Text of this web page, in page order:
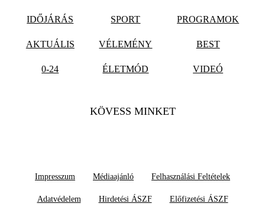
IDŐJÁRÁS SPORT PROGRAMOK
AKTUÁLIS VÉLEMÉNY BEST
0-24 ÉLETMÓD VIDEÓ
KÖVESS MINKET
Impresszum Médiaajánló Felhasználási Feltételek
Adatvédelem Hirdetési ÁSZF Előfizetési ÁSZF